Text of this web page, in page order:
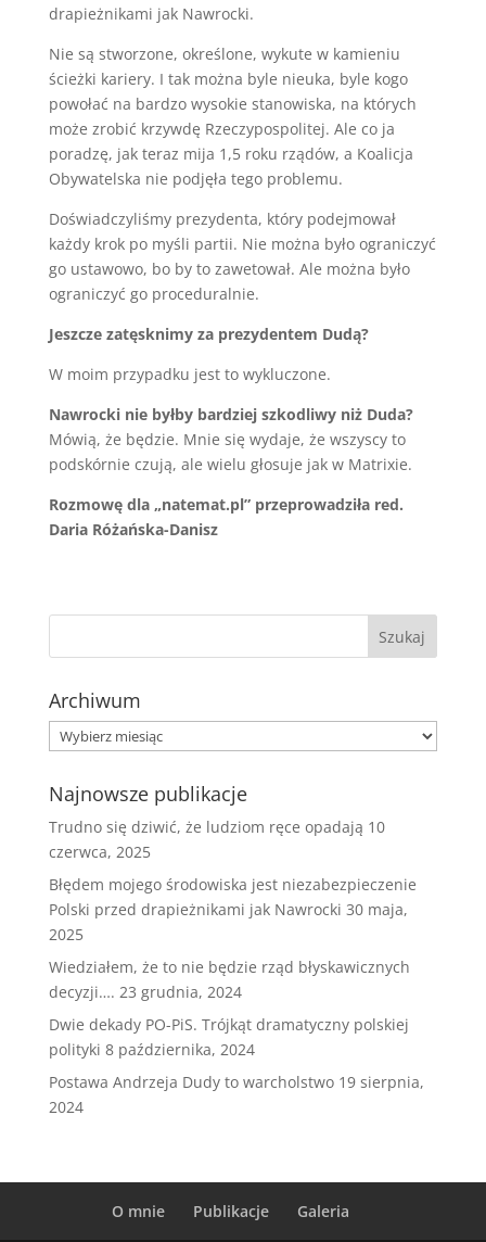
drapieżnikami jak Nawrocki.
Nie są stworzone, określone, wykute w kamieniu
ścieżki kariery. I tak można byle nieuka, byle kogo
powołać na bardzo wysokie stanowiska, na których
może zrobić krzywdę Rzeczypospolitej. Ale co ja
poradzę, jak teraz mija 1,5 roku rządów, a Koalicja
Obywatelska nie podjęła tego problemu.
Doświadczyliśmy prezydenta, który podejmował
każdy krok po myśli partii. Nie można było ograniczyć
go ustawowo, bo by to zawetował. Ale można było
ograniczyć go proceduralnie.
Jeszcze zatęsknimy za prezydentem Dudą?
W moim przypadku jest to wykluczone.
Nawrocki nie byłby bardziej szkodliwy niż Duda?
Mówią, że będzie. Mnie się wydaje, że wszyscy to
podskórnie czują, ale wielu głosuje jak w Matrixie.
Rozmowę dla „natemat.pl” przeprowadziła red.
Daria Różańska-Danisz
Archiwum
Archiwum
Najnowsze publikacje
Trudno się dziwić, że ludziom ręce opadają 10
czerwca, 2025
Błędem mojego środowiska jest niezabezpieczenie
Polski przed drapieżnikami jak Nawrocki 30 maja,
2025
Wiedziałem, że to nie będzie rząd błyskawicznych
decyzji…. 23 grudnia, 2024
Dwie dekady PO-PiS. Trójkąt dramatyczny polskiej
polityki 8 października, 2024
Postawa Andrzeja Dudy to warcholstwo 19 sierpnia,
2024
O mnie Publikacje Galeria